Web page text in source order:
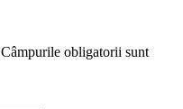
Câmpurile obligatorii sunt